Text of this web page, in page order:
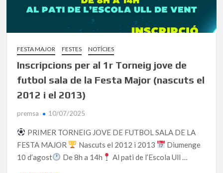
FESTA MAJOR FESTES NOTÍCIES
Inscripcions per al 1r Torneig jove de
futbol sala de la Festa Major (nascuts el
2012 i el 2013)
premsa 10/07/2025
PRIMER TORNEIG JOVE DE FUTBOL SALA DE LA
FESTA MAJOR
Nascuts el 2012 i 2013
Diumenge
10 d’agost
De 8h a 14h Al pati de l’Escola Ull …